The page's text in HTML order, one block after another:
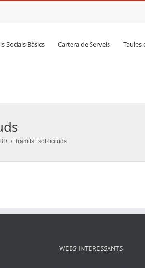
Socials Bàsics Cartera de Serveis Taules
/ Tràmits i sol·licituds
WEBS INTERESSANTS